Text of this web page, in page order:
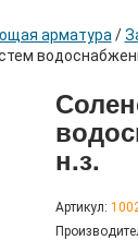
арматура /
н.з.
Артикул: